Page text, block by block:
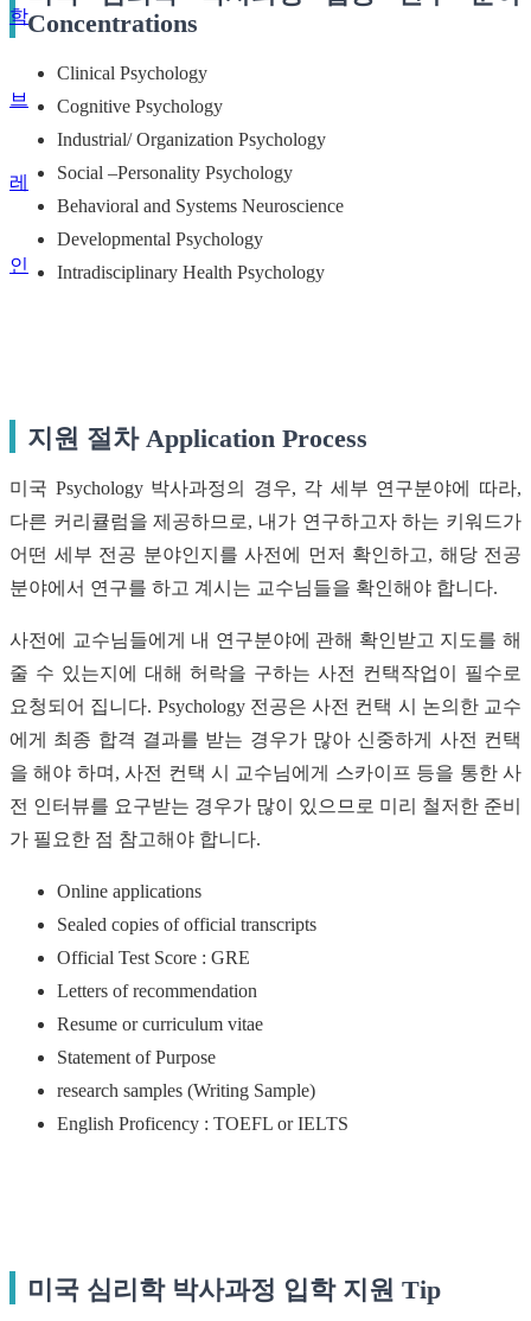
학
브
레
인
Concentrations
Clinical Psychology
Cognitive Psychology
Industrial/ Organization Psychology
Social –Personality Psychology
Behavioral and Systems Neuroscience
Developmental Psychology
Intradisciplinary Health Psychology
지원 절차 Application Process
미국 Psychology 박사과정의 경우, 각 세부 연구분야에 따라,
다른 커리큘럼을 제공하므로, 내가 연구하고자 하는 키워드가
어떤 세부 전공 분야인지를 사전에 먼저 확인하고, 해당 전공
분야에서 연구를 하고 계시는 교수님들을 확인해야 합니다.
사전에 교수님들에게 내 연구분야에 관해 확인받고 지도를 해
줄 수 있는지에 대해 허락을 구하는 사전 컨택작업이 필수로
요청되어 집니다. Psychology 전공은 사전 컨택 시 논의한 교수
에게 최종 합격 결과를 받는 경우가 많아 신중하게 사전 컨택
을 해야 하며, 사전 컨택 시 교수님에게 스카이프 등을 통한 사
전 인터뷰를 요구받는 경우가 많이 있으므로 미리 철저한 준비
가 필요한 점 참고해야 합니다.
Online applications
Sealed copies of official transcripts
Official Test Score : GRE
Letters of recommendation
Resume or curriculum vitae
Statement of Purpose
research samples (Writing Sample)
English Proficency : TOEFL or IELTS
미국 심리학 박사과정 입학 지원 Tip